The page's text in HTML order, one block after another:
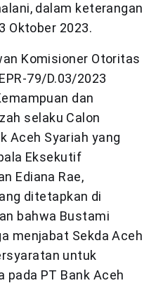
dalam keterangan
Oktober 2023.
Komisioner Otoritas
79/D.03/2023
dan
selaku Calon
Aceh Syariah yang
Eksekutif
Ediana Rae,
ditetapkan di
bahwa Bustami
menjabat Sekda Aceh
untuk
pada PT Bank Aceh